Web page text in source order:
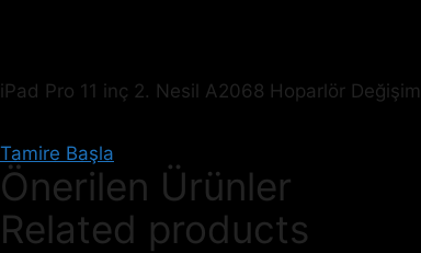
iPad Pro 11 inç 2. Nesil A2068 Hoparlör
Tamire Başla
Önerilen Ürünler
Related products